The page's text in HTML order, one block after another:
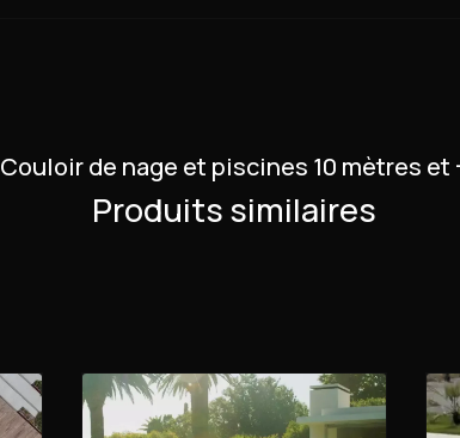
Couloir de nage et piscines 10 mètres et
Produits similaires